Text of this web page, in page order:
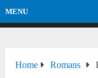
MENU
Home Romans